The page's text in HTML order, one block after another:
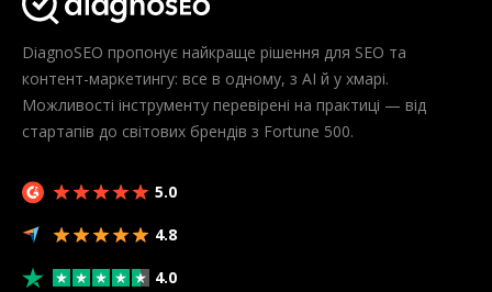
DiagnoSEO пропонує найкраще рішення для SEO та
контент-маркетингу: все в одному, з AI й у хмарі.
Можливості інструменту перевірені на практиці — від
стартапів до світових брендів з Fortune 500.
5.0
4.8
4.0